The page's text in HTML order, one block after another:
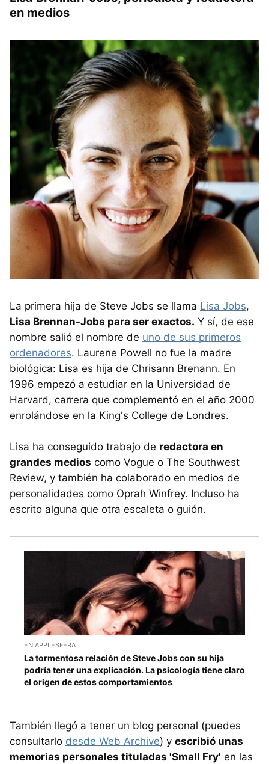
en medios
La primera hija de Steve Jobs se llama Lisa Jobs,
Lisa Brennan-Jobs para ser exactos. Y sí, de ese
nombre salió el nombre de uno de sus primeros
ordenadores. Laurene Powell no fue la madre
biológica: Lisa es hija de Chrisann Brenann. En
1996 empezó a estudiar en la Universidad de
Harvard, carrera que complementó en el año 2000
enrolándose en la King's College de Londres.
Lisa ha conseguido trabajo de redactora en
grandes medios como Vogue o The Southwest
Review, y también ha colaborado en medios de
personalidades como Oprah Winfrey. Incluso ha
escrito alguna que otra escaleta o guión.
EN APPLESFERA
La tormentosa relación de Steve Jobs con su hija
podría tener una explicación. La psicología tiene claro
el origen de estos comportamientos
También llegó a tener un blog personal (puedes
consultarlo desde Web Archive) y escribió unas
memorias personales tituladas 'Small Fry' en las